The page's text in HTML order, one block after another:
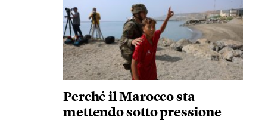
Perché il Marocco sta
mettendo sotto pressione